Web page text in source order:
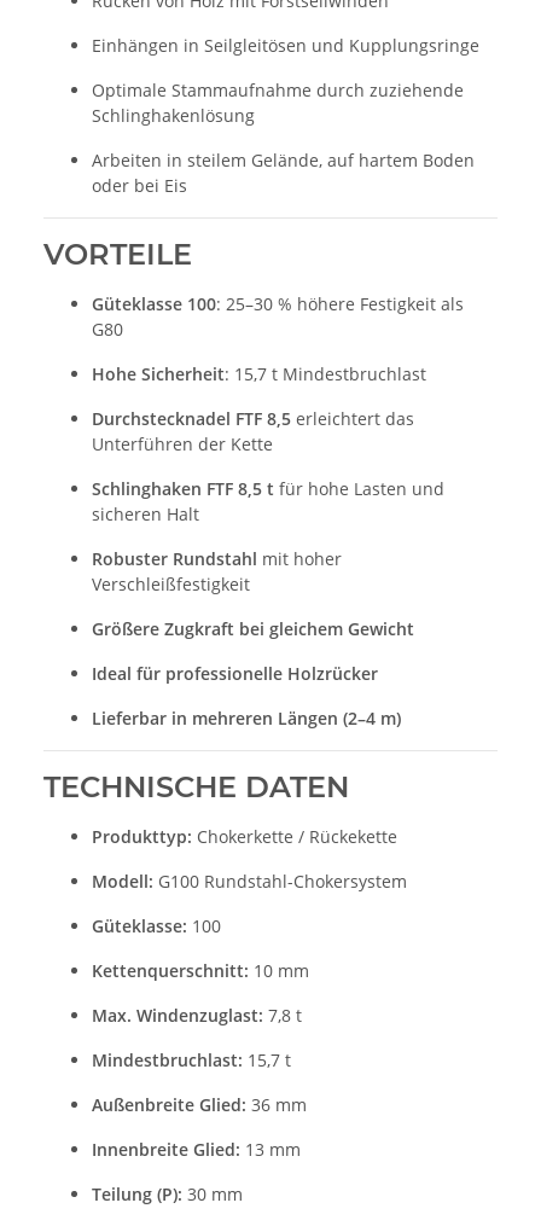
Einhängen in Seilgleitösen und Kupplungsringe
Optimale Stammaufnahme durch zuziehende
Schlinghakenlösung
Arbeiten in steilem Gelände, auf hartem Boden
oder bei Eis
VORTEILE
Güteklasse 100: 25–30 % höhere Festigkeit als
G80
Hohe Sicherheit: 15,7 t Mindestbruchlast
Durchstecknadel FTF 8,5 erleichtert das
Unterführen der Kette
Schlinghaken FTF 8,5 t für hohe Lasten und
sicheren Halt
Robuster Rundstahl mit hoher
Verschleißfestigkeit
Größere Zugkraft bei gleichem Gewicht
Ideal für professionelle Holzrücker
Lieferbar in mehreren Längen (2–4 m)
TECHNISCHE DATEN
Produkttyp: Chokerkette / Rückekette
Modell: G100 Rundstahl-Chokersystem
Güteklasse: 100
Kettenquerschnitt: 10 mm
Max. Windenzuglast: 7,8 t
Mindestbruchlast: 15,7 t
Außenbreite Glied: 36 mm
Innenbreite Glied: 13 mm
Teilung (P): 30 mm